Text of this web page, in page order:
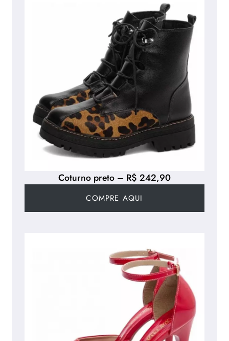
Coturno preto – R$ 242,90
COMPRE AQUI